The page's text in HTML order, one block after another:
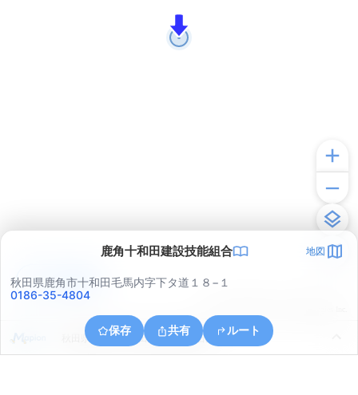
鹿角十和田建設技能組合 地図
秋田県鹿角市十和田毛馬内字下タ道１８−１
0186-35-4804
保存 共有 ルート
秋田県鹿角市十和田瀬田石瀬田石沢
アプリで見る